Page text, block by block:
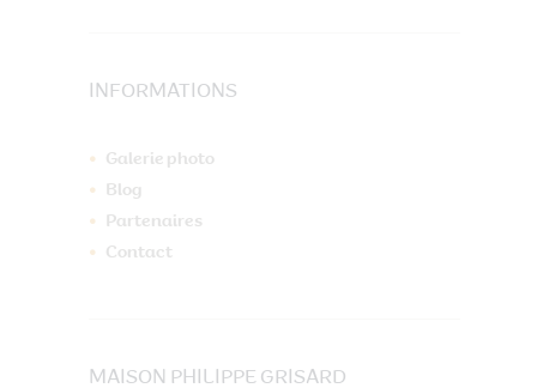
INFORMATIONS
Galerie photo
Blog
Partenaires
Contact
MAISON PHILIPPE GRISARD